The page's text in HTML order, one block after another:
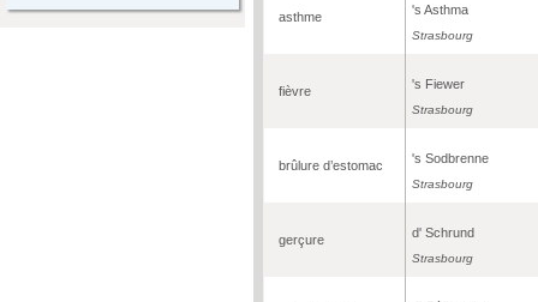
asthme 's Asthma
Strasbourg
fièvre 's Fiewer
Strasbourg
brûlure d’estomac 's Sodbrenne
Strasbourg
gerçure d' Schrund
Strasbourg